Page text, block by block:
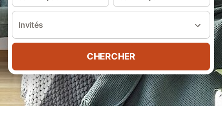
Invités
CHERCHER